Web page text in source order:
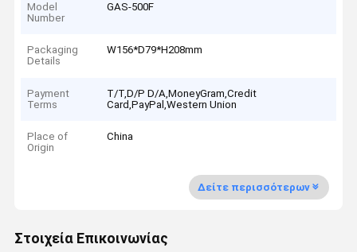
Model
Number
GAS-500F
Packaging
Details
W156*D79*H208mm
Payment
Terms
T/T,D/P D/A,MoneyGram,Credit
Card,PayPal,Western Union
Place of
Origin
China
Δείτε περισσότερων
Στοιχεία Επικοινωνίας